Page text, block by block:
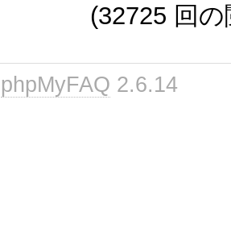
(32725 回
phpMyFAQ 2.6.14